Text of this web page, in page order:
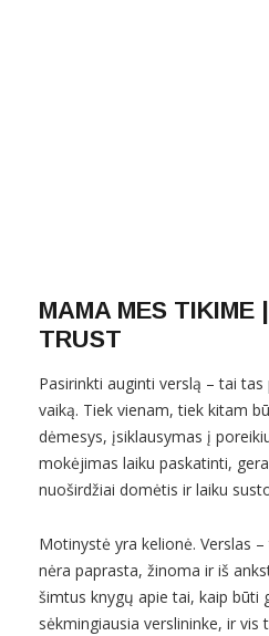
MAMA MES TIKIME
TRUST
Pasirinkti auginti verslą – tai
vaiką. Tiek vienam, tiek kitam
dėmesys, įsiklausymas į
mokėjimas laiku paskatinti,
nuoširdžiai domėtis ir laiku
Motinystė yra kelionė. Verslas
nėra paprasta, žinoma ir iš
šimtus knygų apie tai, kaip būti
sėkmingiausia verslininke, ir